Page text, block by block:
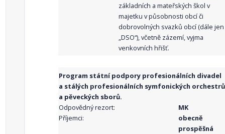
základních a mateřských škol v
majetku v působnosti obcí či
dobrovolných svazků obcí (dále jen
„DSO“), včetně zázemí, vyjma
venkovních hřišť.
Program státní podpory profesionálních divadel
a stálých profesionálních symfonických orchestrů
a pěveckých sborů.
Odpovědný rezort:
MK
Příjemci:
obecně
prospěšná